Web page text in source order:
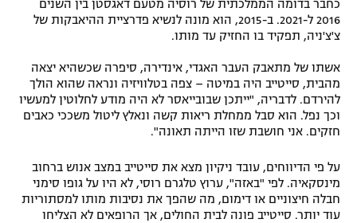
תנאי שימוש
מדיניות פרטיות
תקנון פעילות ספורט 1
רשיון להקרנה פומבית לבית עסק
הצטרפות לחבילת הערוצים
ספורט אתגרי ואקסטרים
גיימינג E-Sports
כחבר בדומה הממלכתית של רוסיה מטעם דאגסטן בין השנים
2016 ל-2021. ב-2015, הוא מונה לנשיא פדרציית ההיאבקות של
צ'צ'ניה, תפקיד בו החזיק עד מותו. ​
אשתו של מתאבק העבר האגדי, אינדירה, סיפרה שכשהיא יצאה
מהבית, סייטייב היה במיטה – צפה בטלוויזיה ונראה שהוא הולך
להירדם. לדבריה, "ייתכן שבובייאסר לא היה מודע לחלוטין למעשיו
וכך נפל. הוא סבל ממחלת ריאות קשה ונאלץ ליטול משככי כאבים
חזקים. אני חושבת שזו הייתה תאונה".
על פי הדיווחים, עובד ניקיון מצא את סייטייב במצב אנוש ברחוב
מינסקאיה. לפי "באזה", ערוץ טלגרם רוסי, לא היו על גופו סימני
חבלה חיצוניים או דימום, מה שהפך את נסיבות מותו למסתוריות
עוד יותר. סייטייב פונה לבית החולים, אך הרופאים לא הצליחו